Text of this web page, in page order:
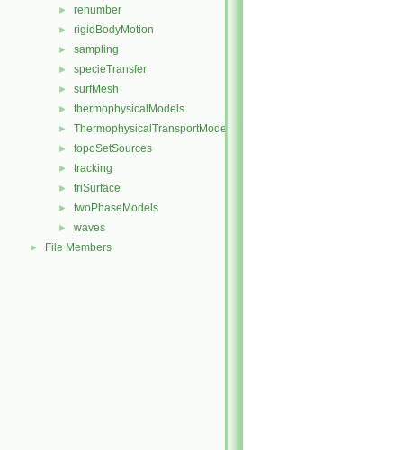
► renumber
► rigidBodyMotion
► sampling
► specieTransfer
► surfMesh
► thermophysicalModels
► ThermophysicalTransportModels
► topoSetSources
► tracking
► triSurface
► twoPhaseModels
► waves
► File Members